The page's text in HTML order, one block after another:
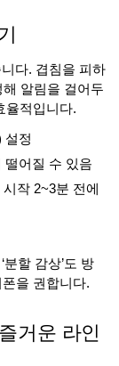
다. 겹침을 피하
해 알림을 걸어두
율적입니다.
설정
떨어질 수 있음
작 2~3분 전에
할 감상’도 방
을 권합니다.
거운 라인